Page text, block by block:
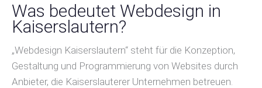
Was bedeutet Webdesign in
Kaiserslautern?
„Webdesign Kaiserslautern“ steht für die Konzeption,
Gestaltung und Programmierung von Websites durch
Anbieter, die Kaiserslauterer Unternehmen betreuen.